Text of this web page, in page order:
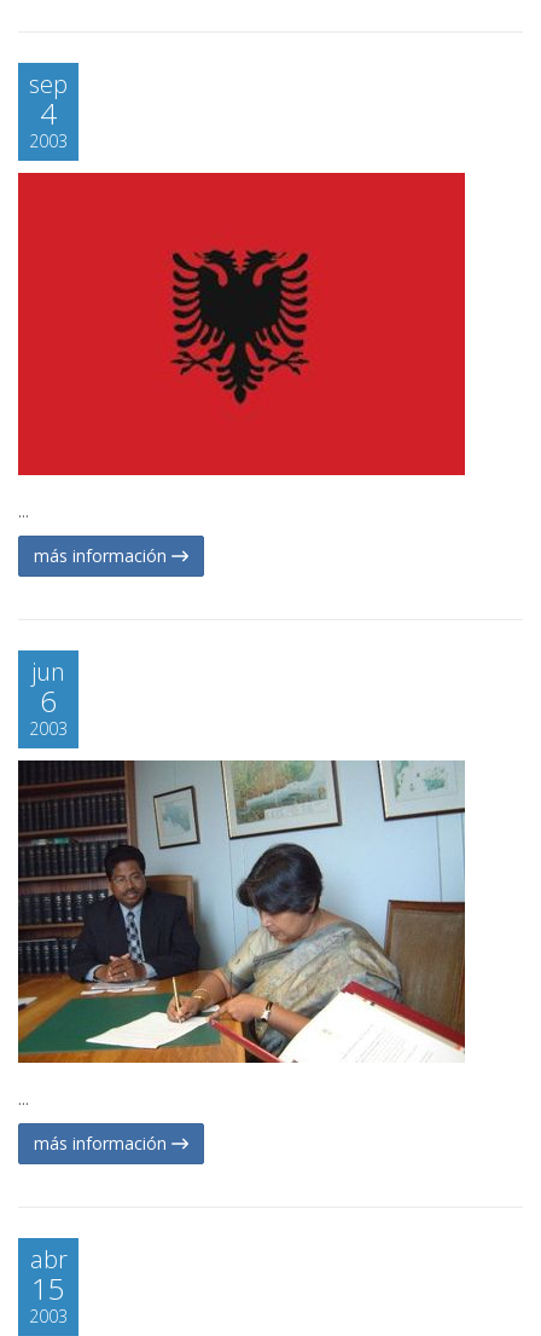
sep
4
2003
...
más información
jun
6
2003
...
más información
abr
15
2003